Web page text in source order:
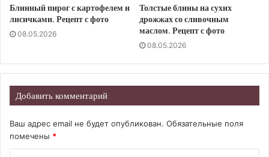
Блинный пирог с картофелем и
лисичками. Рецепт с фото
08.05.2026
Толстые блины на сухих
дрожжах со сливочным
маслом. Рецепт с фото
08.05.2026
Добавить комментарий
Ваш адрес email не будет опубликован. Обязательные поля
помечены *